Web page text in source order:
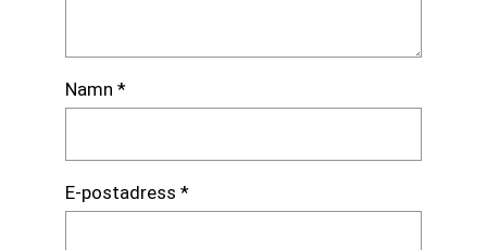
Namn *
E-postadress *